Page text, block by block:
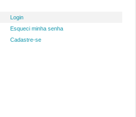
Login
Esqueci minha senha
Cadastre-se